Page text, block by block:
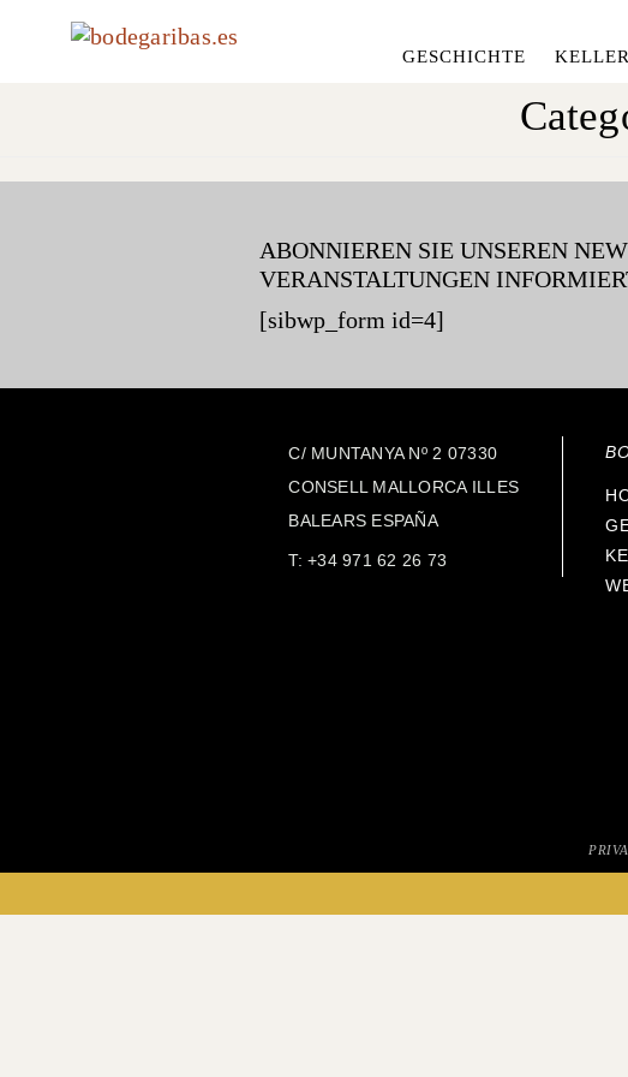
GESCHICHTE KELLER
ABONNIEREN SIE UNSEREN
VERANSTALTUNGEN
[sibwp_form id=4]
C/ MUNTANYA Nº 2 07330
CONSELL MALLORCA ILLES
BALEARS ESPAÑA
T:+34 971 62 26 73